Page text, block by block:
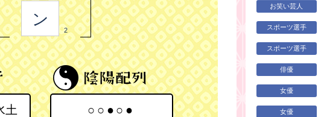
ン
2
土 ○○●○●
お笑い芸人
スポーツ選手
スポーツ選手
俳優
女優
女優